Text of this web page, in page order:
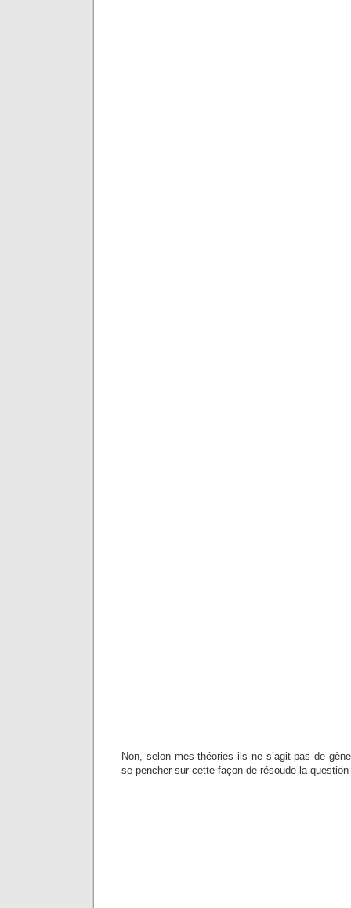
Non, selon mes théories ils ne s’agit pas de
se pencher sur cette façon de résoude la question